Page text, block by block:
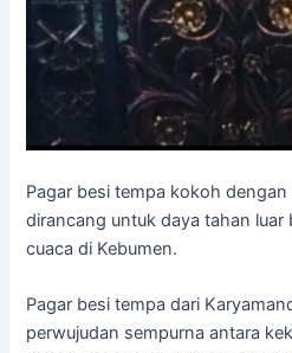
Pagar besi tempa kokoh
dirancang untuk daya tahan luar
cuaca di Kebumen.
Pagar besi tempa dari
perwujudan sempurna antara